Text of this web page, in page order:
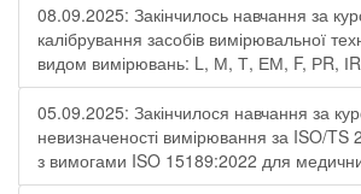
08.09.2025: Закінчилось навчання за
калібрування засобів вимірювальної
видом вимірювань: L, М, Т, ЕМ, F, РR,
05.09.2025: Закінчилося навчання за
невизначеності вимірювання за ISO/TS
з вимогами ISO 15189:2022 для